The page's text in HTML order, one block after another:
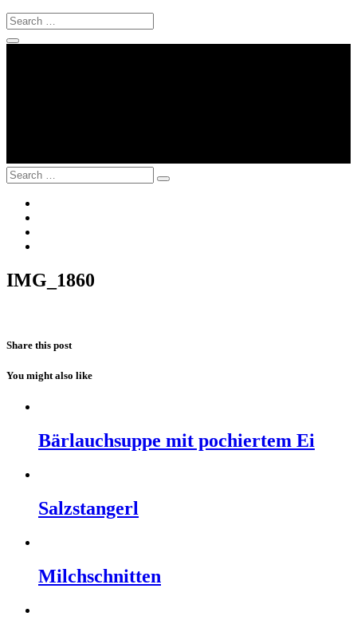
IMG_1860
Share this post
You might also like
Bärlauchsuppe mit pochiertem Ei
Salzstangerl
Milchschnitten